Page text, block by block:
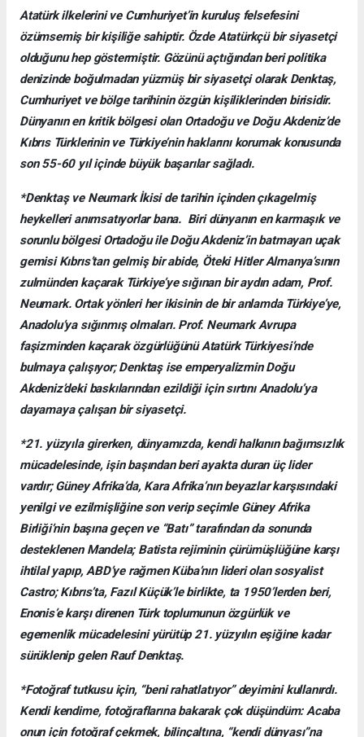
Atatürk ilkelerini ve Cumhuriyet’in kuruluş felsefesini
özümsemiş bir kişiliğe sahiptir. Özde Atatürkçü bir siyasetçi
olduğunu hep göstermiştir. Gözünü açtığından beri politika
denizinde boğulmadan yüzmüş bir siyasetçi olarak Denktaş,
Cumhuriyet ve bölge tarihinin özgün kişiliklerinden birisidir.
Dünyanın en kritik bölgesi olan Ortadoğu ve Doğu Akdeniz’de
Kıbrıs Türklerinin ve Türkiye’nin haklarını korumak konusunda
son 55-60 yıl içinde büyük başarılar sağladı.
*Denktaş ve Neumark İkisi de tarihin içinden çıkagelmiş
heykelleri anımsatıyorlar bana. Biri dünyanın en karmaşık ve
sorunlu bölgesi Ortadoğu ile Doğu Akdeniz’in batmayan uçak
gemisi Kıbrıs’tan gelmiş bir abide, Öteki Hitler Almanya’sının
zulmünden kaçarak Türkiye’ye sığınan bir aydın adam, Prof.
Neumark. Ortak yönleri her ikisinin de bir anlamda Türkiye’ye,
Anadolu’ya sığınmış olmaları. Prof. Neumark Avrupa
faşizminden kaçarak özgürlüğünü Atatürk Türkiyesi’nde
bulmaya çalışıyor; Denktaş ise emperyalizmin Doğu
Akdeniz’deki baskılarından ezildiği için sırtını Anadolu’ya
dayamaya çalışan bir siyasetçi.
*21. yüzyıla girerken, dünyamızda, kendi halkının bağımsızlık
mücadelesinde, işin başından beri ayakta duran üç lider
vardır; Güney Afrika’da, Kara Afrika’nın beyazlar karşısındaki
yenilgi ve ezilmişliğine son verip seçimle Güney Afrika
Birliği’nin başına geçen ve “Batı” tarafından da sonunda
desteklenen Mandela; Batista rejiminin çürümüşlüğüne karşı
ihtilal yapıp, ABD’ye rağmen Küba’nın lideri olan sosyalist
Castro; Kıbrıs’ta, Fazıl Küçük’le birlikte, ta 1950’lerden beri,
Enonis’e karşı direnen Türk toplumunun özgürlük ve
egemenlik mücadelesini yürütüp 21. yüzyılın eşiğine kadar
sürüklenip gelen Rauf Denktaş.
*Fotoğraf tutkusu için, “beni rahatlatıyor” deyimini kullanırdı.
Kendi kendime, fotoğraflarına bakarak çok düşündüm: Acaba
onun için fotoğraf çekmek, bilinçaltına, “kendi dünyası”na